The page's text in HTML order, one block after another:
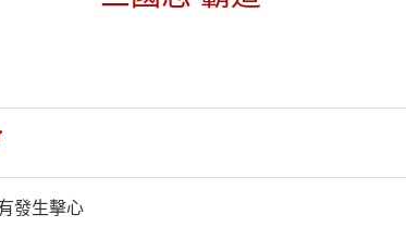
發生擊心